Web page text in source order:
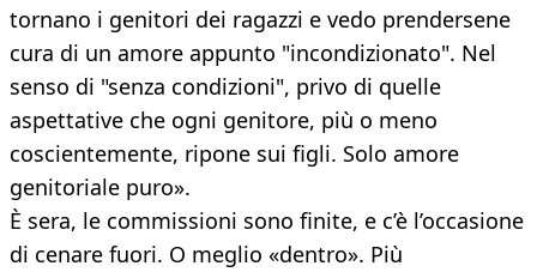
tornano i genitori dei ragazzi e vedo prendersene
cura di un amore appunto "incondizionato". Nel
senso di "senza condizioni", privo di quelle
aspettative che ogni genitore, più o meno
coscientemente, ripone sui figli. Solo amore
genitoriale puro».
È sera, le commissioni sono finite, e c’è l’occasione
di cenare fuori. O meglio «dentro». Più